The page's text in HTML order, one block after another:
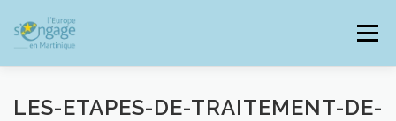
contenu
Menu
LES-ETAPES-DE-TRAITEMENT-DE-